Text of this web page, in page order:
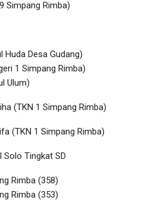
Simpang Rimba)
Huda Desa Gudang)
1 Simpang Rimba)
Ulum)
(TKN 1 Simpang Rimba)
(TKN 1 Simpang Rimba)
Tingkat SD
Rimba (358)
Rimba (353)